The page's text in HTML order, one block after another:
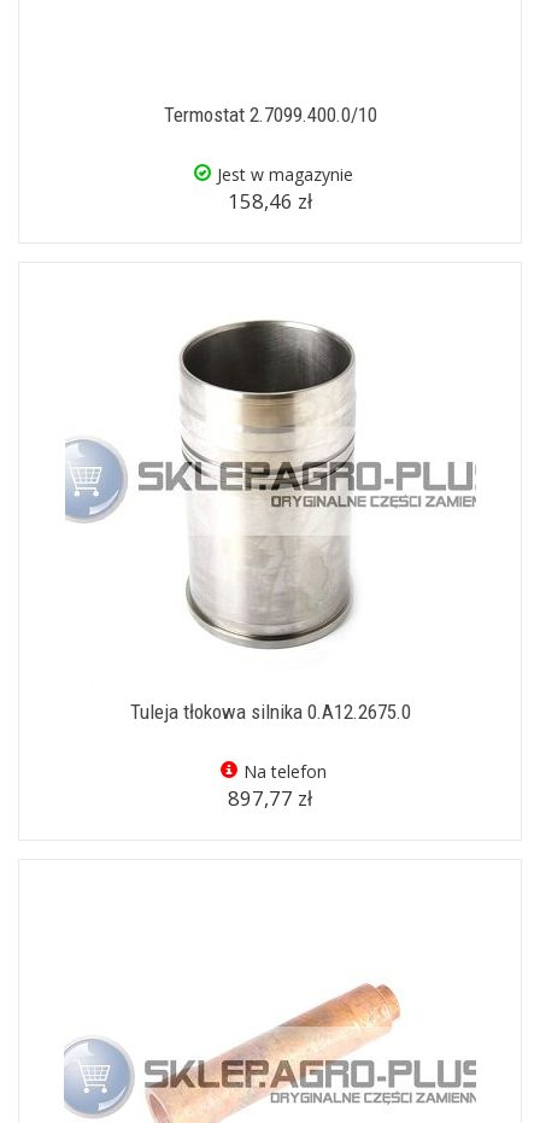
Termostat 2.7099.400.0/10
Jest w magazynie
158,46 zł
Tuleja tłokowa silnika 0.A12.2675.0
Na telefon
897,77 zł